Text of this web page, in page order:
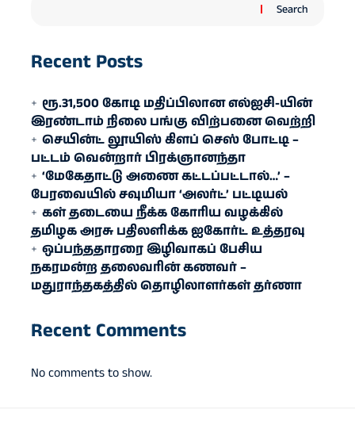
Search
Recent Posts
ரூ.31,500 கோடி மதிப்பிலான எல்ஐசி-​யின்
இரண்​டாம் நிலை பங்கு விற்பனை வெற்றி
செயின்ட் லூயிஸ் கிளப் செஸ் போட்டி –
பட்டம் வென்றார் பிரக்ஞானந்தா
‘மேகேதாட்டு அணை கட்டப்பட்டால்…’ –
பேரவையில் சவுமியா ‘அலர்ட்’ பட்டியல்
கள் தடையை நீக்க கோரிய வழக்கில்
தமிழக அரசு பதிலளிக்க ஐகோர்ட் உத்தரவு
ஒப்பந்ததாரரை இழிவாகப் பேசிய
நகரமன்ற தலைவரின் கணவர் –
மதுராந்தகத்தில் தொழிலாளர்கள் தர்ணா
Recent Comments
No comments to show.